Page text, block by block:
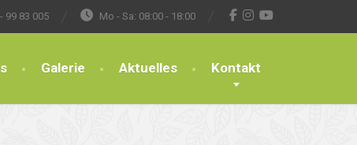
99 83 005 Mo - Sa: 08:00 - 18:00
Galerie Aktuelles Kontakt